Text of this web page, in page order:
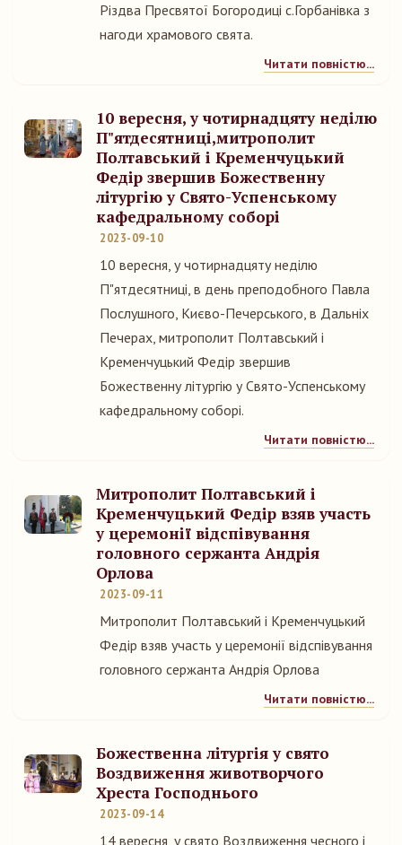
Різдва Пресвятої Богородиці с.Горбанівка з
нагоди храмового свята.
Читати повністю...
10 вересня, у чотирнадцяту неділю
П"ятдесятниці,митрополит
Полтавський і Кременчуцький
Федір звершив Божественну
літургію у Свято-Успенському
кафедральному соборі
2023-09-10
10 вересня, у чотирнадцяту неділю
П"ятдесятниці, в день преподобного Павла
Послушного, Києво-Печерського, в Дальніх
Печерах, митрополит Полтавський і
Кременчуцький Федір звершив
Божественну літургію у Свято-Успенському
кафедральному соборі.
Читати повністю...
Митрополит Полтавський і
Кременчуцький Федір взяв участь
у церемонії відспівування
головного сержанта Андрія
Орлова
2023-09-11
Митрополит Полтавський і Кременчуцький
Федір взяв участь у церемонії відспівування
головного сержанта Андрія Орлова
Читати повністю...
Божественна літургія у свято
Воздвиження животворчого
Хреста Господнього
2023-09-14
14 вересня, у свято Воздвиження чесного і